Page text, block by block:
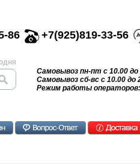
86 +7(925)819-33-56
Самовывоз пн-пт с 10.00 до
Самовывоз сб-вс с 10.00 до
Режим работы операторов: